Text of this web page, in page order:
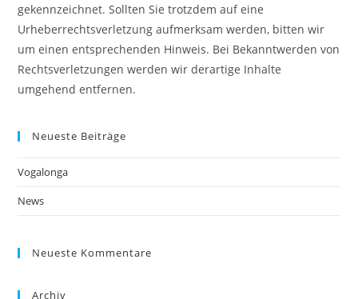
gekennzeichnet. Sollten Sie trotzdem auf eine
Urheberrechtsverletzung aufmerksam werden, bitten wir
um einen entsprechenden Hinweis. Bei Bekanntwerden von
Rechtsverletzungen werden wir derartige Inhalte
umgehend entfernen.
Neueste Beiträge
Vogalonga
News
Neueste Kommentare
Archiv